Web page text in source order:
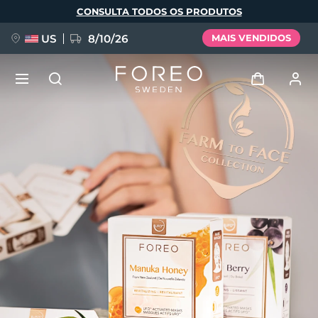
principal
CONSULTA TODOS OS PRODUTOS
US 8/10/26 MAIS VENDIDOS
Entrar
Perfil de usuário
Meus aparelhos
Meus pedidos
Meus endereços
As minhas subscrições
FAQ™ Pure Beauty-Tech Elixir
BREAKING NEWS
issa™ Teeth Whitening Set
English Deutsch
Español
Français
Italiano
Português
Polski
Svenska
Русский
简体中文 繁體中文